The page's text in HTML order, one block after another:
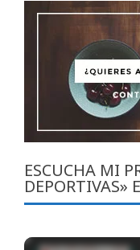
ESCUCHA MI
DEPORTIVAS»